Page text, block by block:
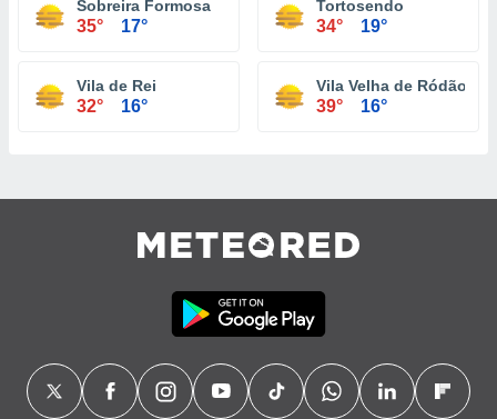
Sobreira Formosa
35° 17°
Tortosendo
34° 19°
Vila de Rei
32° 16°
Vila Velha de Ródão
39° 16°